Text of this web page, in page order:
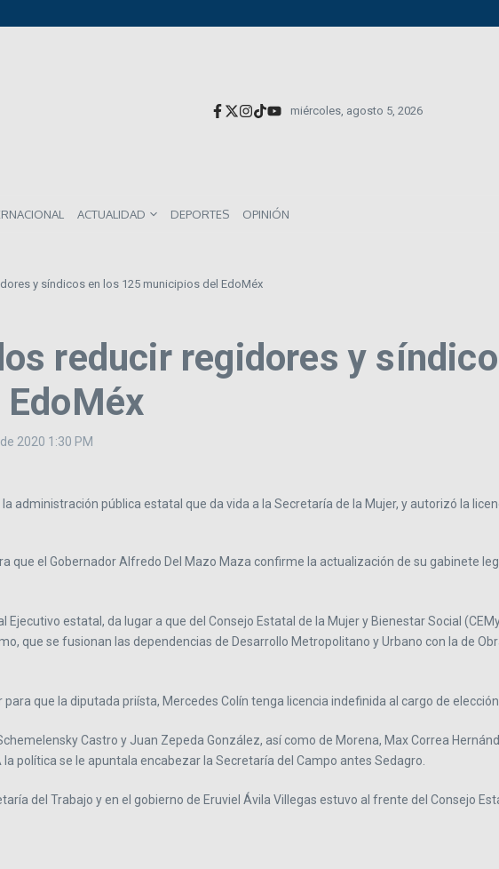
para 2026: Así será el impacto directo en salarios y precios
miércoles, agosto 5, 2026
ACTUALIDAD DEPORTES OPINIÓN
y síndicos en los 125 municipios del EdoMéx
reducir regidores y
2020 1:30 PM
administración pública estatal que da vida a la Secretaría de la Mujer, y autorizó la
que el Gobernador Alfredo Del Mazo Maza confirme la actualización de su gabinete
Ejecutivo estatal, da lugar a que del Consejo Estatal de la Mujer y Bienestar Social
que se fusionan las dependencias de Desarrollo Metropolitano y Urbano con la de
que la diputada priísta, Mercedes Colín tenga licencia indefinida al cargo de
Castro y Juan Zepeda González, así como de Morena, Max Correa
política se le apuntala encabezar la Secretaría del Campo antes Sedagro.
del Trabajo y en el gobierno de Eruviel Ávila Villegas estuvo al frente del Consejo